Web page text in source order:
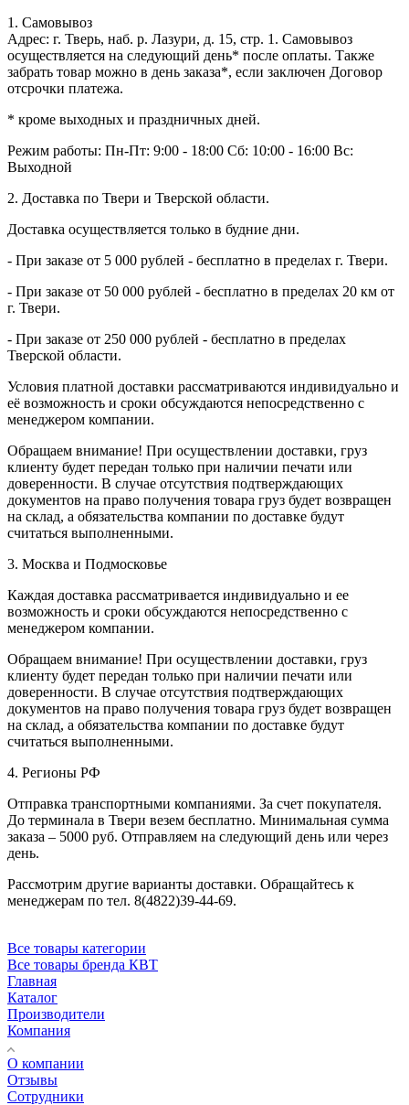
1. Самовывоз
Адрес: г. Тверь, наб. р. Лазури, д. 15, стр. 1. Самовывоз
осуществляется на следующий день* после оплаты. Также
забрать товар можно в день заказа*, если заключен Договор
отсрочки платежа.
* кроме выходных и праздничных дней.
Режим работы: Пн-Пт: 9:00 - 18:00 Сб: 10:00 - 16:00 Вс:
Выходной
2. Доставка по Твери и Тверской области.
Доставка осуществляется только в будние дни.
- При заказе от 5 000 рублей - бесплатно в пределах г. Твери.
- При заказе от 50 000 рублей - бесплатно в пределах 20 км от
г. Твери.
- При заказе от 250 000 рублей - бесплатно в пределах
Тверской области.
Условия платной доставки рассматриваются индивидуально и
её возможность и сроки обсуждаются непосредственно с
менеджером компании.
Обращаем внимание! При осуществлении доставки, груз
клиенту будет передан только при наличии печати или
доверенности. В случае отсутствия подтверждающих
документов на право получения товара груз будет возвращен
на склад, а обязательства компании по доставке будут
считаться выполненными.
3. Москва и Подмосковье
Каждая доставка рассматривается индивидуально и ее
возможность и сроки обсуждаются непосредственно с
менеджером компании.
Обращаем внимание! При осуществлении доставки, груз
клиенту будет передан только при наличии печати или
доверенности. В случае отсутствия подтверждающих
документов на право получения товара груз будет возвращен
на склад, а обязательства компании по доставке будут
считаться выполненными.
4. Регионы РФ
Отправка транспортными компаниями. За счет покупателя.
До терминала в Твери везем бесплатно. Минимальная сумма
заказа – 5000 руб. Отправляем на следующий день или через
день.
Рассмотрим другие варианты доставки. Обращайтесь к
менеджерам по тел. 8(4822)39-44-69.
Все товары категории
Все товары бренда КВТ
Главная
Каталог
Производители
Компания
О компании
Отзывы
Сотрудники